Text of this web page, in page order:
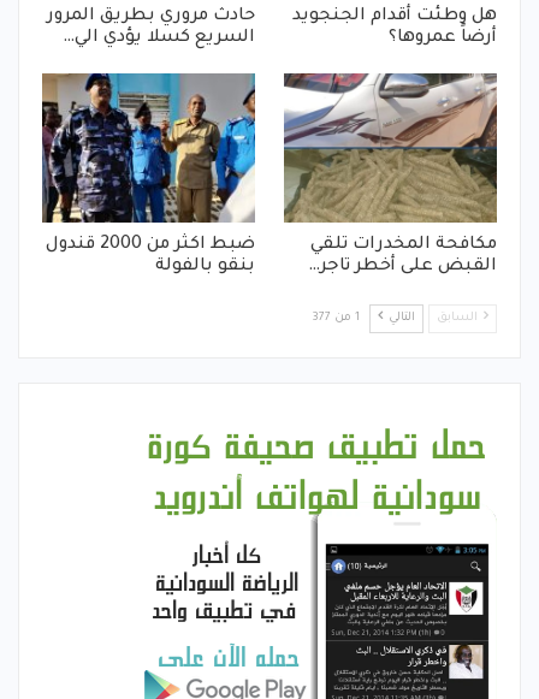
هل وطئت أقدام الجنجويد
أرضاً عمروها؟
حادث مروري بطريق المرور
السريع كسلا يؤدي الي…
مكافحة المخدرات تلقي
القبض على أخطر تاجر…
ضبط اكثر من 2000 قندول
بنقو بالفولة
السابق التالي 1 من 377